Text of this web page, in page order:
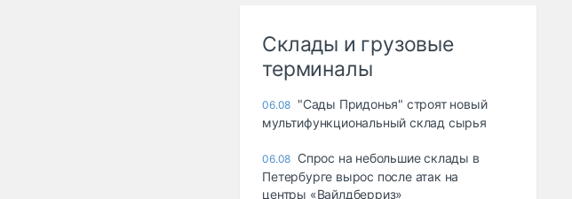
Склады и грузовые
терминалы
06.08 "Сады Придонья" строят новый
мультифункциональный склад сырья
06.08 Спрос на небольшие склады в
Петербурге вырос после атак на
центры «Вайлдберриз»